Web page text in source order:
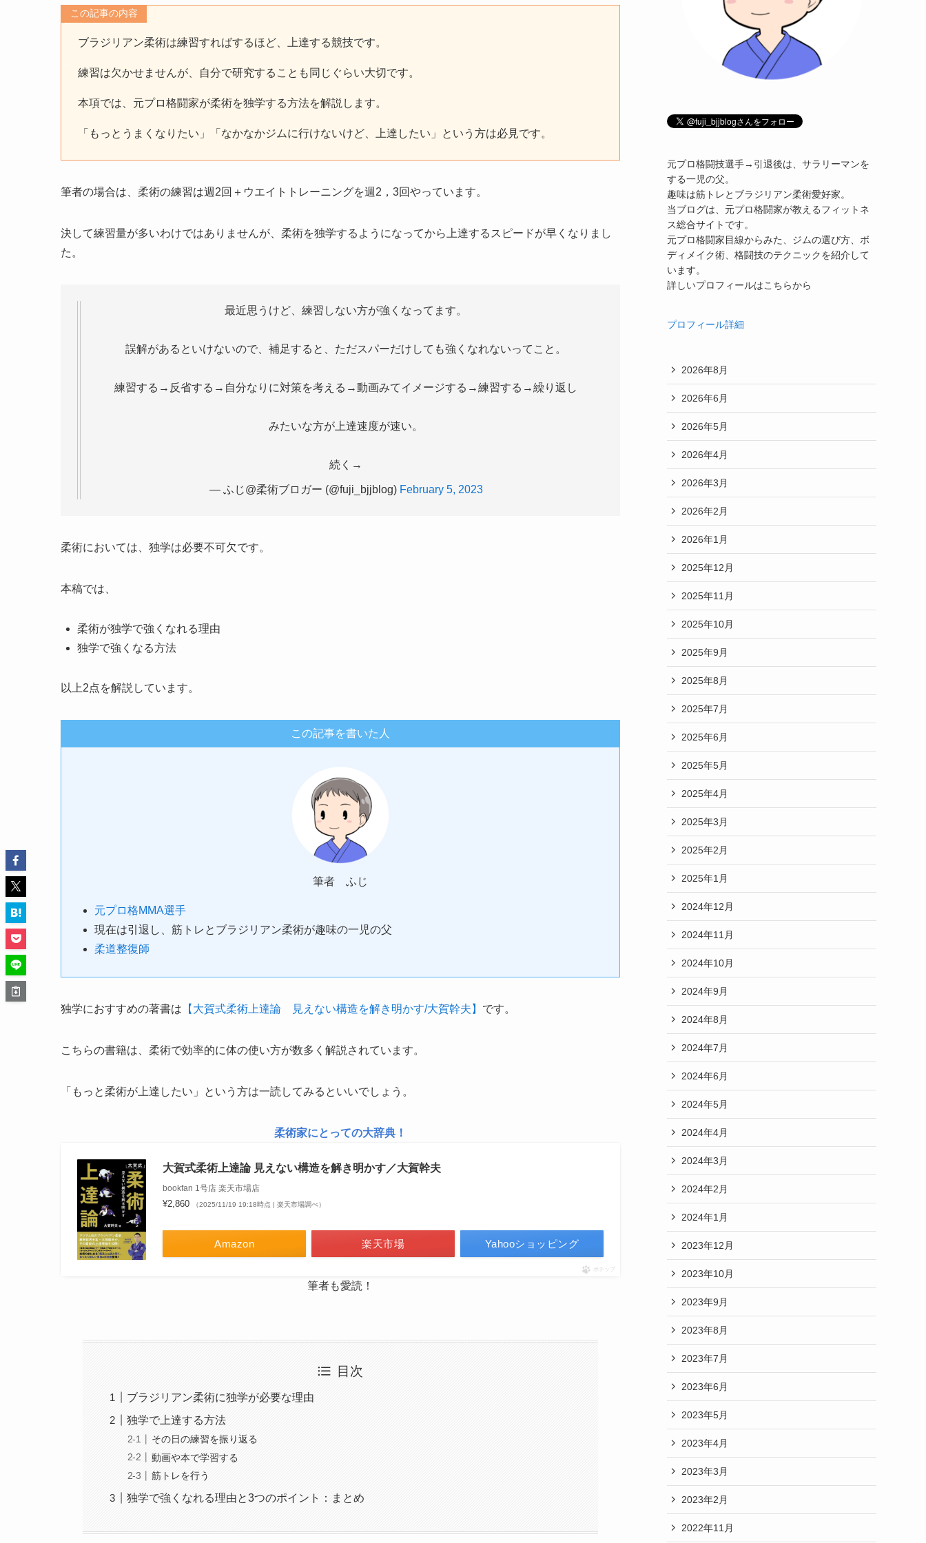
この記事の内容
ブラジリアン柔術は練習すればするほど、上達する競技です。
練習は欠かせませんが、自分で研究することも同じぐらい大切です。
本項では、元プロ格闘家が柔術を独学する方法を解説します。
「もっとうまくなりたい」「なかなかジムに行けないけど、上達したい」という方は必見です。
筆者の場合は、柔術の練習は週2回＋ウエイトトレーニングを週2，3回やっています。
決して練習量が多いわけではありませんが、柔術を独学するようになってから上達するスピードが早くなりまし
た。
最近思うけど、練習しない方が強くなってます。
誤解があるといけないので、補足すると、ただスパーだけしても強くなれないってこと。
練習する→反省する→自分なりに対策を考える→動画みてイメージする→練習する→繰り返し
みたいな方が上達速度が速い。
続く→
— ふじ@柔術ブロガー (@fuji_bjjblog) February 5, 2023
柔術においては、独学は必要不可欠です。
本稿では、
柔術が独学で強くなれる理由
独学で強くなる方法
以上2点を解説しています。
この記事を書いた人
筆者 ふじ
元プロ格MMA選手
現在は引退し、筋トレとブラジリアン柔術が趣味の一児の父
柔道整復師
独学におすすめの著書は 【大賀式柔術上達論 見えない構造を解き明かす/大賀幹夫】 です。
こちらの書籍は、柔術で効率的に体の使い方が数多く解説されています。
「もっと柔術が上達したい」という方は一読してみるといいでしょう。
柔術家にとっての大辞典！
大賀式柔術上達論 見えない構造を解き明かす／大賀幹夫
bookfan 1号店 楽天市場店
¥2,860 （2025/11/19 19:18時点 | 楽天市場調べ）
Amazon 楽天市場 Yahooショッピング
ポチップ
筆者も愛読！
目次
ブラジリアン柔術に独学が必要な理由
独学で上達する方法
その日の練習を振り返る
動画や本で学習する
筋トレを行う
独学で強くなれる理由と3つのポイント：まとめ
元プロ格闘技選手→引退後は、サラリーマンを
する一児の父。
趣味は筋トレとブラジリアン柔術愛好家。
当ブログは、元プロ格闘家が教えるフィットネ
ス総合サイトです。
元プロ格闘家目線からみた、ジムの選び方、ボ
ディメイク術、格闘技のテクニックを紹介して
います。
詳しいプロフィールはこちらから
プロフィール詳細
2026年8月
2026年6月
2026年5月
2026年4月
2026年3月
2026年2月
2026年1月
2025年12月
2025年11月
2025年10月
2025年9月
2025年8月
2025年7月
2025年6月
2025年5月
2025年4月
2025年3月
2025年2月
2025年1月
2024年12月
2024年11月
2024年10月
2024年9月
2024年8月
2024年7月
2024年6月
2024年5月
2024年4月
2024年3月
2024年2月
2024年1月
2023年12月
2023年10月
2023年9月
2023年8月
2023年7月
2023年6月
2023年5月
2023年4月
2023年3月
2023年2月
2022年11月